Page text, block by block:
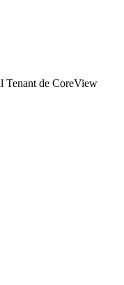
Tenant de CoreView